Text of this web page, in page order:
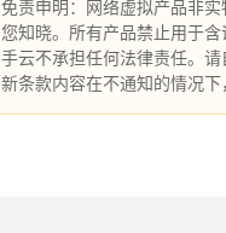
免责申明：网络虚拟产品非
您知晓。所有产品禁止用于
手云不承担任何法律责任。
新条款内容在不通知的情况